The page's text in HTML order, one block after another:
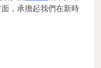
，承擔起我們在新時